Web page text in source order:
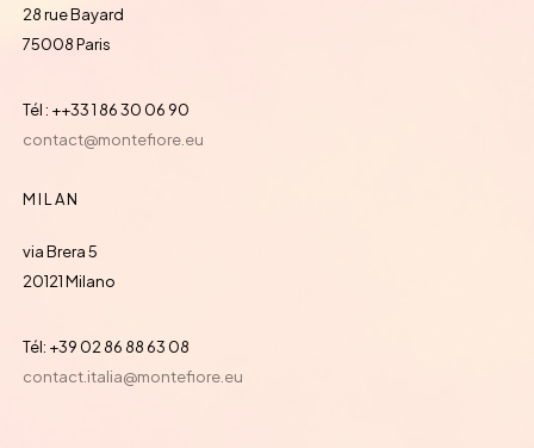
28 rue Bayard
75008 Paris
Tél : ++33 1 86 30 06 90
contact@montefiore.eu
MILAN
via Brera 5
20121 Milano
Tél: +39 02 86 88 63 08
contact.italia@montefiore.eu